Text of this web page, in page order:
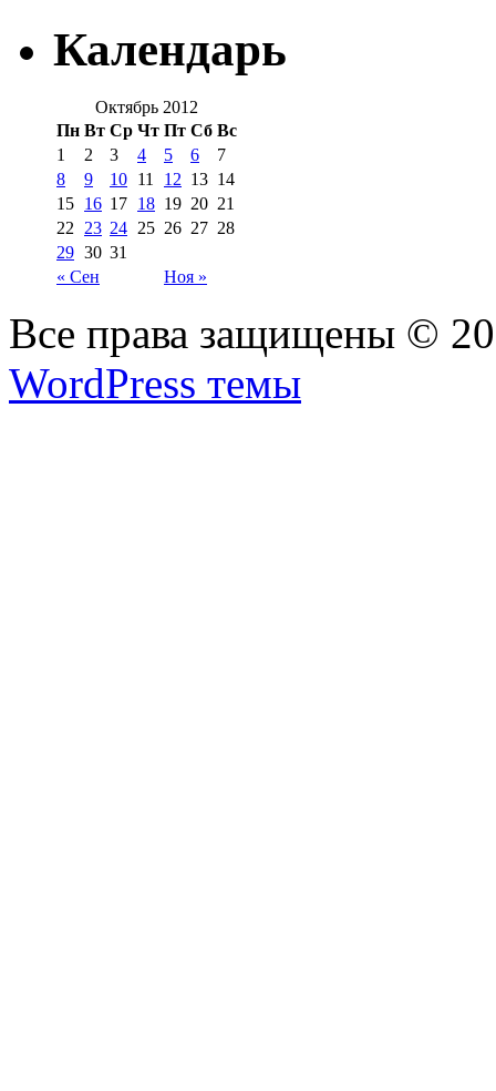
Календарь
Октябрь 2012
Пн Вт Ср Чт Пт Сб Вс
« Сен Ноя »
1 2 3 4 5 6
7
8
9 10 11 12 13 14
15 16 17 18 19 20 21
22 23 24 25 26 27 28
29 30 31
Все права защищены ©
WordPress темы